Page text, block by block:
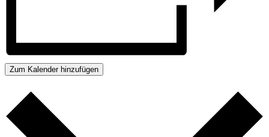
Zum Kalender hinzufügen